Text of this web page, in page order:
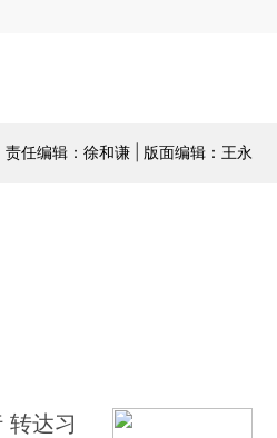
责任编辑：徐和谦 | 版面编辑：王永
转达习